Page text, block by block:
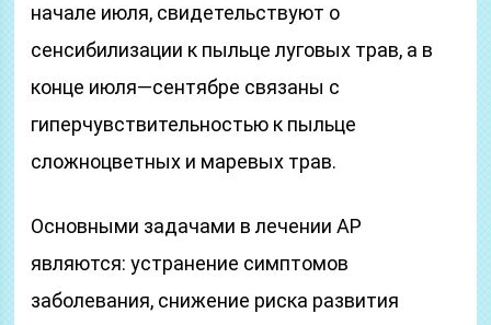
начале июля, свидетельствуют о
сенсибилизации к пыльце луговых трав, а в
конце июля—сентябре связаны с
гиперчувствительностью к пыльце
сложноцветных и маревых трав.
Основными задачами в лечении АР
являются: устранение симптомов
заболевания, снижение риска развития